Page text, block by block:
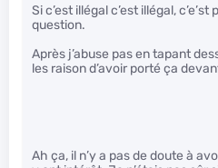
Si c’est illégal c’est illégal,
question.
Après j’abuse pas en tapant
les raison d’avoir porté ça
Ah ça, il n’y a pas de doute à